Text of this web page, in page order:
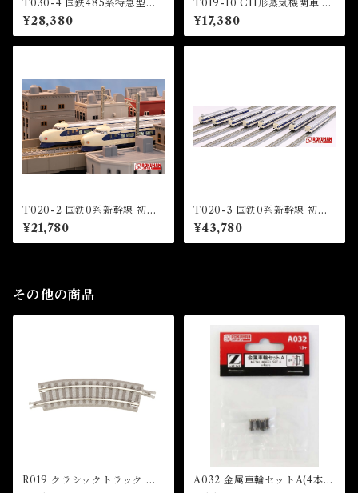
T030-4 国鉄485系特急型車
両 初期形 雷鳥 国鉄色 5両基本
セット (JNR 485 LIMITED
EXPRESS "RAICHO" JNR
¥28,380
T019-10 C11形蒸気機関車 12
3号機 東武鉄道SL「大樹」 タ
イプ (TOBU Railway C11 St
eam Locomotive Number 1
¥17,380
T020-2 国鉄0系新幹線 初期
型「ひかり」4両基本セット (J
NR Series 0 shinkansen HI
KARI” 4 Cars Basic Set)
¥21,780
T020-3 国鉄0系新幹線 初期
型「ひかり」8両増結セット (J
NR Series 0 shinkansen HI
KARI” 8 Cars Extension Se
¥43,780
その他の商品
R019 クラシックトラック 曲
A032 金属車輪セットA(4本